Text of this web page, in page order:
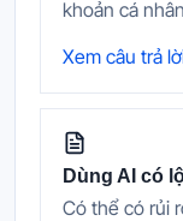
khoản cá
Xem câu trả
Dùng AI có
Có thể có rủi